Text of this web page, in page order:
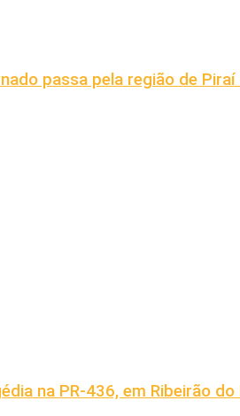
passa pela região de
na PR-436, em Ribeirão